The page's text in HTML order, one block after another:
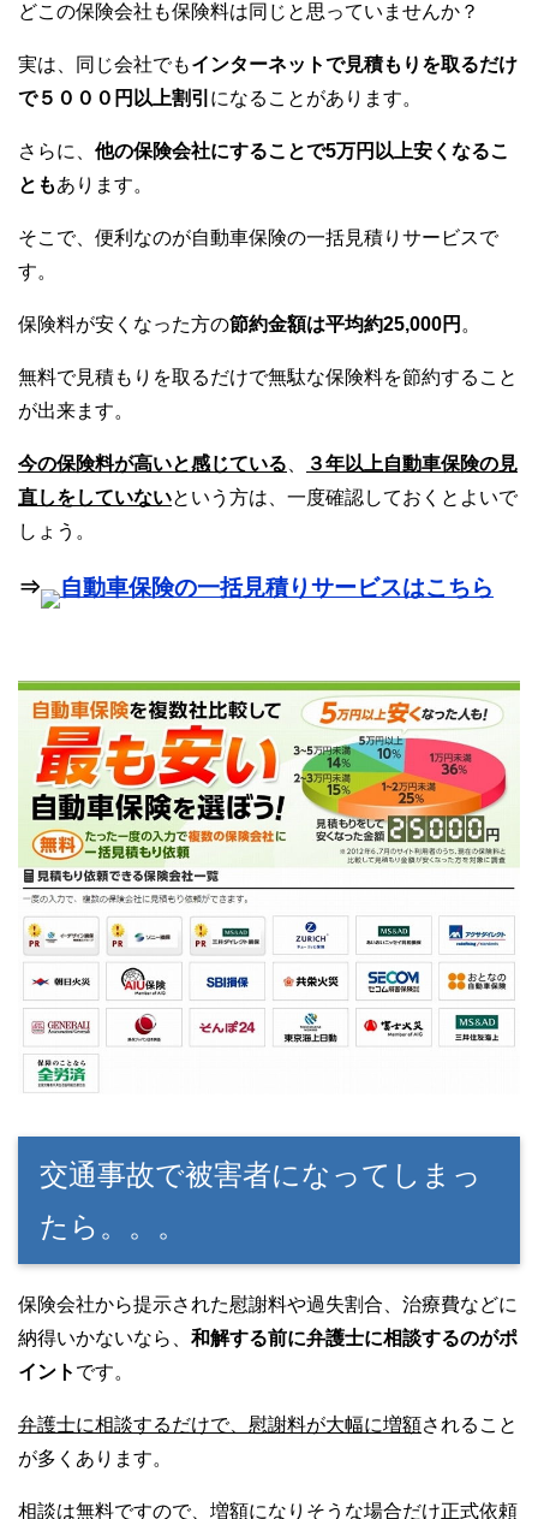
どこの保険会社も保険料は同じと思っていませんか？
実は、同じ会社でもインターネットで見積もりを取るだけ
で５０００円以上割引 になることがあります。
さらに、 他の保険会社にすることで5万円以上安くなるこ
ともあります。
そこで、便利なのが自動車保険の一括見積りサービスで
す。
保険料が安くなった方の節約金額は平均約25,000円 。
無料で見積もりを取るだけで無駄な保険料を節約すること
が出来ます。
今の保険料が高いと感じている
３年以上自動車保険の見
直しをしていないという方は、一度確認しておくとよいで
しょう。
⇒ 自動車保険の一括見積りサービスはこちら
交通事故で被害者になってしまっ
たら。。。
保険会社から提示された慰謝料や過失割合、治療費などに
納得いかないなら、 和解する前に弁護士に相談するのがポ
イント です。
弁護士に相談するだけで、慰謝料が大幅に増額されること
が多くあります。
相談は無料ですので、増額になりそうな場合だけ正式依頼